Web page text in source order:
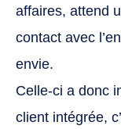
affaires, attend
contact avec
envie.
Celle-ci a donc
client intégrée,